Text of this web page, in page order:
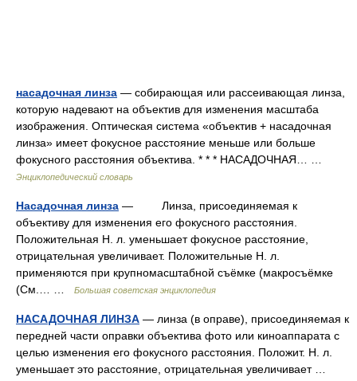
насадочная линза — собирающая или рассеивающая линза,
которую надевают на объектив для изменения масштаба
изображения. Оптическая система «объектив + насадочная
линза» имеет фокусное расстояние меньше или больше
фокусного расстояния объектива. * * * НАСАДОЧНАЯ… …
Энциклопедический словарь
Насадочная линза — Линза, присоединяемая к
объективу для изменения его фокусного расстояния.
Положительная Н. л. уменьшает фокусное расстояние,
отрицательная увеличивает. Положительные Н. л.
применяются при крупномасштабной съёмке (макросъёмке
(См.… …
Большая советская энциклопедия
НАСАДОЧНАЯ ЛИНЗА — линза (в оправе), присоединяемая к
передней части оправки объектива фото или киноаппарата с
целью изменения его фокусного расстояния. Положит. Н. л.
уменьшает это расстояние, отрицательная увеличивает …